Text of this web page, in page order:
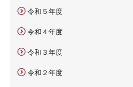
令和５年度
令和４年度
令和３年度
令和２年度